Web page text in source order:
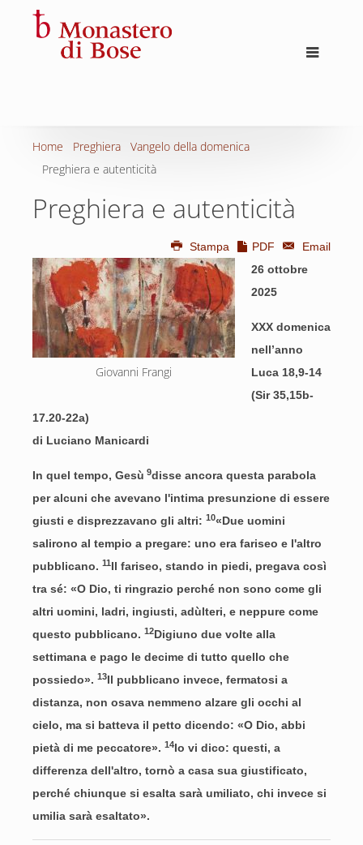
Home Preghiera
Vangelo della domenica
Preghiera e autenticità
Preghiera e autenticità
Stampa PDF Email
Giovanni Frangi
26 ottobre
2025
XXX domenica
nell’anno
Luca 18,9-14
(Sir 35,15b-
17.20-22a)
di Luciano Manicardi
In quel tempo, Gesù 9disse ancora questa parabola
per alcuni che avevano l'intima presunzione di essere
giusti e disprezzavano gli altri: 10«Due uomini
salirono al tempio a pregare: uno era fariseo e l'altro
pubblicano. 11Il fariseo, stando in piedi, pregava così
tra sé: «O Dio, ti ringrazio perché non sono come gli
altri uomini, ladri, ingiusti, adùlteri, e neppure come
questo pubblicano. 12Digiuno due volte alla
settimana e pago le decime di tutto quello che
possiedo». 13Il pubblicano invece, fermatosi a
distanza, non osava nemmeno alzare gli occhi al
cielo, ma si batteva il petto dicendo: «O Dio, abbi
pietà di me peccatore». 14Io vi dico: questi, a
differenza dell'altro, tornò a casa sua giustificato,
perché chiunque si esalta sarà umiliato, chi invece si
umilia sarà esaltato».